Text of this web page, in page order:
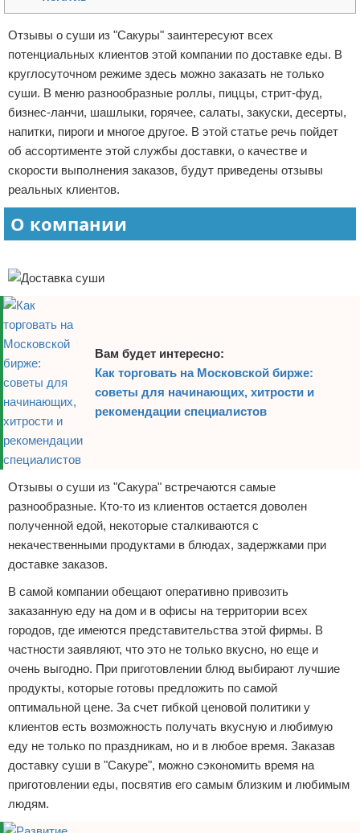
Отзывы о суши из "Сакуры" заинтересуют всех
потенциальных клиентов этой компании по доставке еды. В
круглосуточном режиме здесь можно заказать не только
суши. В меню разнообразные роллы, пиццы, стрит-фуд,
бизнес-ланчи, шашлыки, горячее, салаты, закуски, десерты,
напитки, пироги и многое другое. В этой статье речь пойдет
об ассортименте этой службы доставки, о качестве и
скорости выполнения заказов, будут приведены отзывы
реальных клиентов.
О компании
Вам будет интересно:
Как торговать на Московской бирже:
советы для начинающих, хитрости и
рекомендации специалистов
Отзывы о суши из "Сакура" встречаются самые
разнообразные. Кто-то из клиентов остается доволен
полученной едой, некоторые сталкиваются с
некачественными продуктами в блюдах, задержками при
доставке заказов.
В самой компании обещают оперативно привозить
заказанную еду на дом и в офисы на территории всех
городов, где имеются представительства этой фирмы. В
частности заявляют, что это не только вкусно, но еще и
очень выгодно. При приготовлении блюд выбирают лучшие
продукты, которые готовы предложить по самой
оптимальной цене. За счет гибкой ценовой политики у
клиентов есть возможность получать вкусную и любимую
еду не только по праздникам, но и в любое время. Заказав
доставку суши в "Сакуре", можно сэкономить время на
приготовлении еды, посвятив его самым близким и любимым
людям.